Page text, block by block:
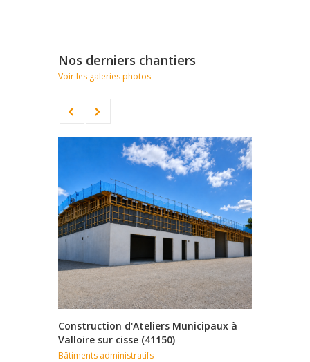
Nos derniers chantiers
Voir les galeries photos
Construction d'Ateliers Municipaux à
Valloire sur cisse (41150)
Bâtiments administratifs